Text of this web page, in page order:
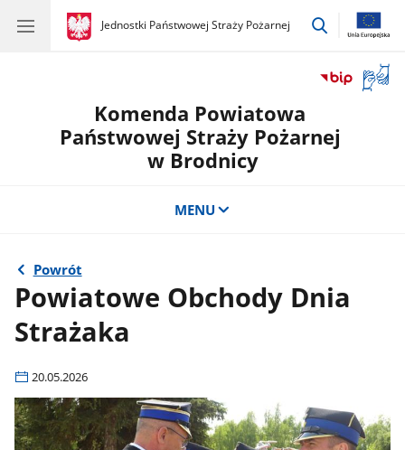
gov.pl
Jednostki Państwowej Straży Pożarnej
gov.pl
Jednostki
przejdź
okno
Komenda Powiatowa
Państwowej Straży Pożarnej
w Brodnicy
MENU
Powrót
Powiatowe Obchody Dnia
Strażaka
20.05.2026